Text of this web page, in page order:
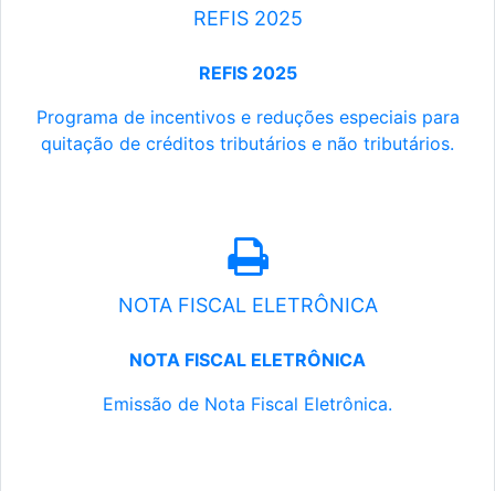
REFIS 2025
REFIS 2025
Programa de incentivos e reduções especiais para
quitação de créditos tributários e não tributários.
NOTA FISCAL ELETRÔNICA
NOTA FISCAL ELETRÔNICA
Emissão de Nota Fiscal Eletrônica.